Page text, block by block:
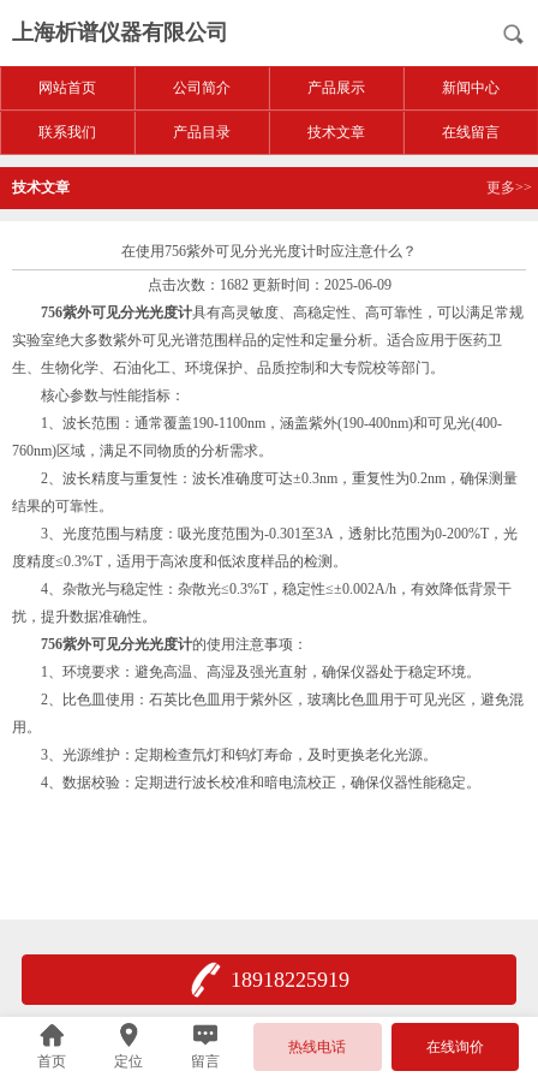
上海析谱仪器有限公司
网站首页 公司简介 产品展示 新闻中心
联系我们 产品目录 技术文章 在线留言
技术文章 更多>>
在使用756紫外可见分光光度计时应注意什么？
点击次数：1682 更新时间：2025-06-09
756紫外可见分光光度计具有高灵敏度、高稳定性、高可靠性，可以满足常规
实验室绝大多数紫外可见光谱范围样品的定性和定量分析。适合应用于医药卫
生、生物化学、石油化工、环境保护、品质控制和大专院校等部门。
核心参数与性能指标：
1、波长范围：通常覆盖190-1100nm，涵盖紫外(190-400nm)和可见光(400-
760nm)区域，满足不同物质的分析需求。
2、波长精度与重复性：波长准确度可达±0.3nm，重复性为0.2nm，确保测量
结果的可靠性。
3、光度范围与精度：吸光度范围为-0.301至3A，透射比范围为0-200%T，光
度精度≤0.3%T，适用于高浓度和低浓度样品的检测。
4、杂散光与稳定性：杂散光≤0.3%T，稳定性≤±0.002A/h，有效降低背景干
扰，提升数据准确性。
756紫外可见分光光度计的使用注意事项：
1、环境要求：避免高温、高湿及强光直射，确保仪器处于稳定环境。
2、比色皿使用：石英比色皿用于紫外区，玻璃比色皿用于可见光区，避免混
用。
3、光源维护：定期检查氘灯和钨灯寿命，及时更换老化光源。
4、数据校验：定期进行波长校准和暗电流校正，确保仪器性能稳定。
18918225919
首页 定位 留言
热线电话 在线询价